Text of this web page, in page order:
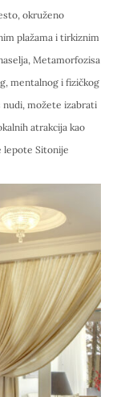
okruženo
plažama i tirkiznim
Metamorfozisa
mentalnog i fizičkog
nudi, možete izabrati
atrakcija kao
lepote Sitonije